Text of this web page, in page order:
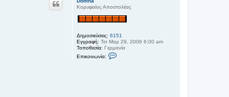
Κορυφαίος Αποστολέας
Δημοσιεύσεις: 6151
Εγγραφή: Τετ Μαρ 29, 2006 6:00 am
Τοποθεσία: Γερμανία
Επικοινωνία: